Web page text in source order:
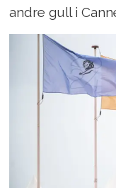
andre gull i